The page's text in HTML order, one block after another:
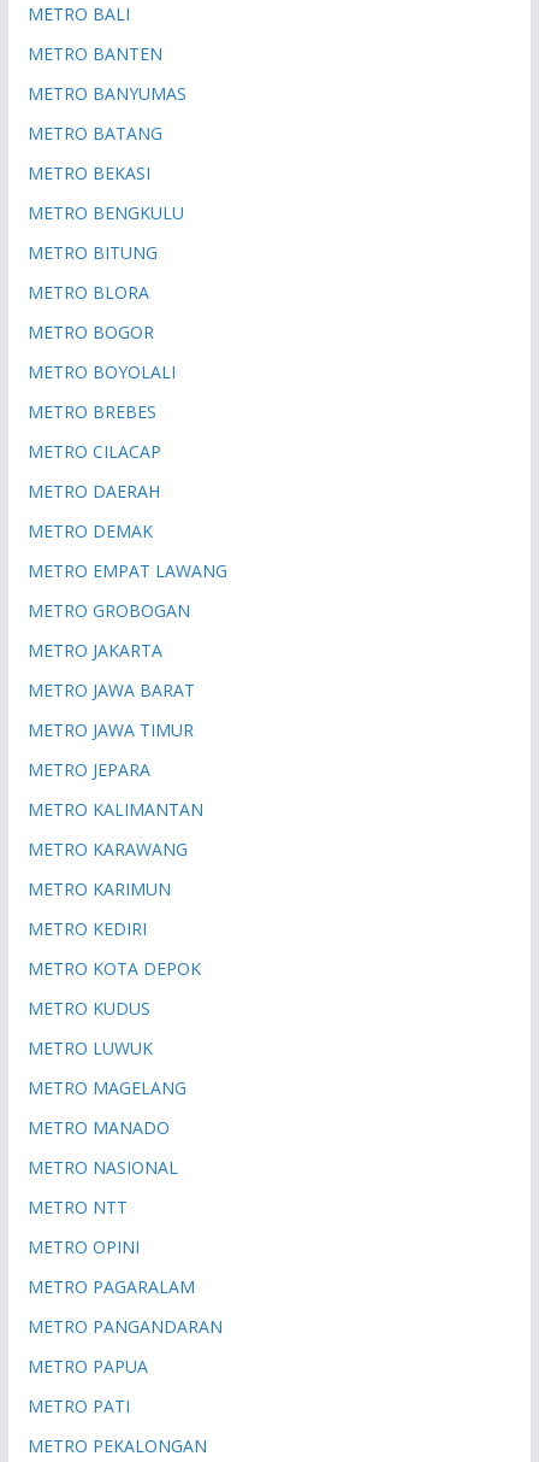
METRO BALI
METRO BANTEN
METRO BANYUMAS
METRO BATANG
METRO BEKASI
METRO BENGKULU
METRO BITUNG
METRO BLORA
METRO BOGOR
METRO BOYOLALI
METRO BREBES
METRO CILACAP
METRO DAERAH
METRO DEMAK
METRO EMPAT LAWANG
METRO GROBOGAN
METRO JAKARTA
METRO JAWA BARAT
METRO JAWA TIMUR
METRO JEPARA
METRO KALIMANTAN
METRO KARAWANG
METRO KARIMUN
METRO KEDIRI
METRO KOTA DEPOK
METRO KUDUS
METRO LUWUK
METRO MAGELANG
METRO MANADO
METRO NASIONAL
METRO NTT
METRO OPINI
METRO PAGARALAM
METRO PANGANDARAN
METRO PAPUA
METRO PATI
METRO PEKALONGAN